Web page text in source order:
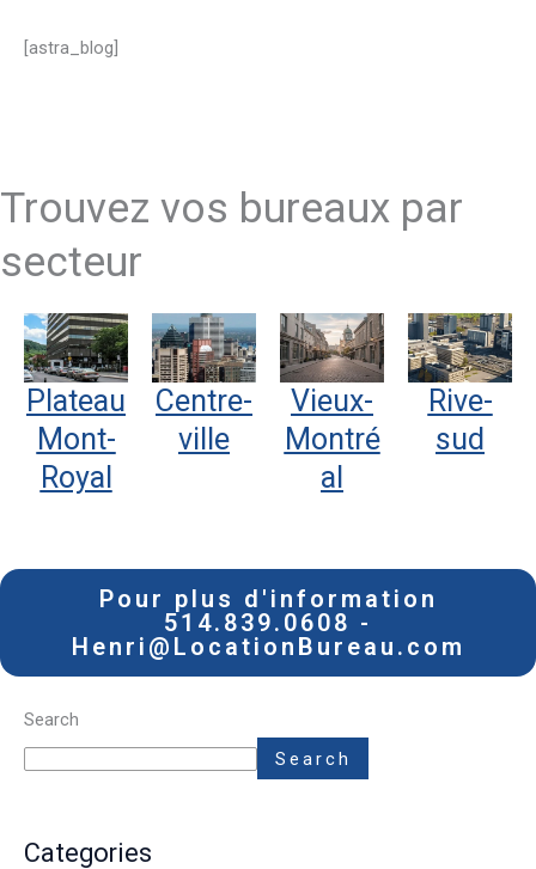
[astra_blog]
Trouvez vos bureaux par
secteur
Plateau
Mont-
Royal
Centre-
ville
Vieux-
Montré
al
Rive-
sud
Pour plus d'information
514.839.0608 -
Henri@LocationBureau.com
Search
Search
Categories